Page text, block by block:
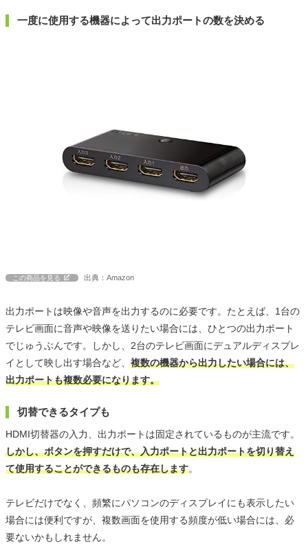
一度に使用する機器によって出力ポートの数を決める
この商品を見る 出典：Amazon
出力ポートは映像や音声を出力するのに必要です。たとえば、1台の
テレビ画面に音声や映像を送りたい場合には、ひとつの出力ポート
でじゅうぶんです。しかし、2台のテレビ画面にデュアルディスプレ
イとして映し出す場合など、 複数の機器から出力したい場合には、
出力ポートも複数必要になります。
切替できるタイプも
HDMI切替器の入力、出力ポートは固定されているものが主流です。
しかし、ボタンを押すだけで、入力ポートと出力ポートを切り替え
て使用することができるものも存在します。
テレビだけでなく、頻繁にパソコンのディスプレイにも表示したい
場合には便利ですが、複数画面を使用する頻度が低い場合には、必
要ないかもしれません。